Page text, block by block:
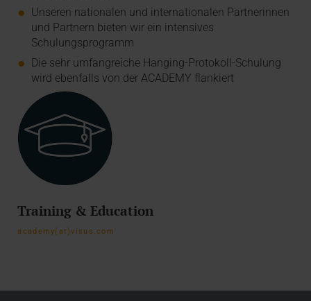
Unseren nationalen und internationalen Partnerinnen
und Partnern bieten wir ein intensives
Schulungsprogramm
Die sehr umfangreiche Hanging-Protokoll-Schulung
wird ebenfalls von der ACADEMY flankiert
Training & Education
academy(at)visus.com